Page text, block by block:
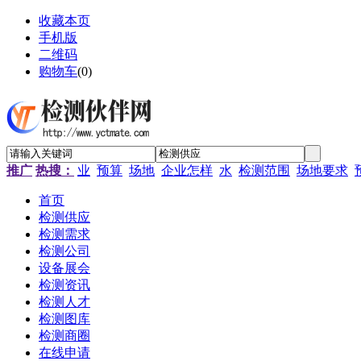
收藏本页
手机版
二维码
购物车(0)
推广 热搜： 业 预算 场地 企业怎样 水 检测范围 场地要求
首页
检测供应
检测需求
检测公司
设备展会
检测资讯
检测人才
检测图库
检测商圈
在线申请